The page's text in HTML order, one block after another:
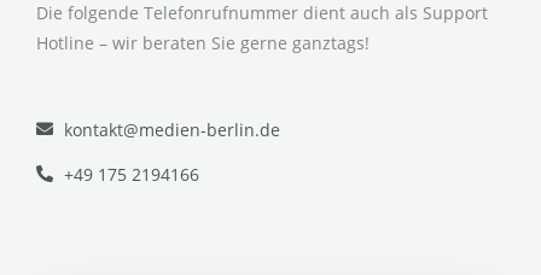
Die folgende Telefonrufnummer dient auch als Support
Hotline – wir beraten Sie gerne ganztags!
kontakt@medien-berlin.de
+49 175 2194166